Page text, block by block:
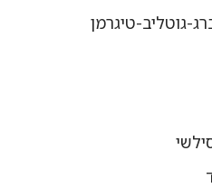
גוטליב-טיגרמן